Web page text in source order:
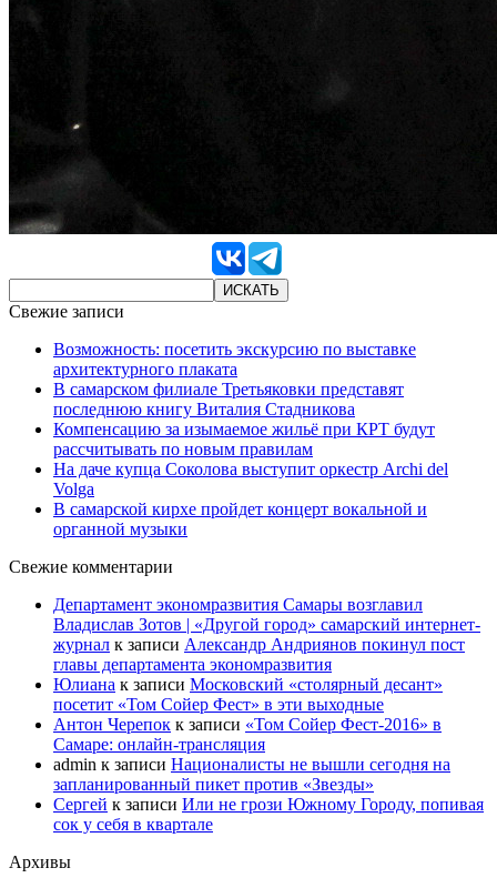
Свежие записи
Возможность: посетить экскурсию по выставке
архитектурного плаката
В самарском филиале Третьяковки представят
последнюю книгу Виталия Стадникова
Компенсацию за изымаемое жильё при КРТ будут
рассчитывать по новым правилам
На даче купца Соколова выступит оркестр Archi del
Volga
В самарской кирхе пройдет концерт вокальной и
органной музыки
Свежие комментарии
Департамент экономразвития Самары возглавил
Владислав Зотов | «Другой город» самарский интернет-
журнал к записи Александр Андриянов покинул пост
главы департамента экономразвития
Юлиана к записи Московский «столярный десант»
посетит «Том Сойер Фест» в эти выходные
Антон Черепок к записи «Том Сойер Фест-2016» в
Самаре: онлайн-трансляция
admin к записи Националисты не вышли сегодня на
запланированный пикет против «Звезды»
Сергей к записи Или не грози Южному Городу, попивая
сок у себя в квартале
Архивы